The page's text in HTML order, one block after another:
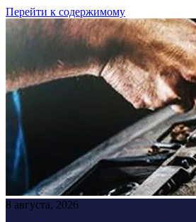
Перейти к содержимому
8 августа, 2026